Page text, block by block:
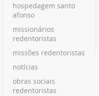
hospedagem santo
afonso
missionários
redentoristas
missões redentoristas
notícias
obras sociais
redentoristas